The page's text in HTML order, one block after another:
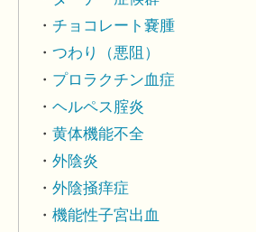
チョコレート嚢腫
つわり（悪阻）
プロラクチン血症
ヘルペス腟炎
黄体機能不全
外陰炎
外陰掻痒症
機能性子宮出血